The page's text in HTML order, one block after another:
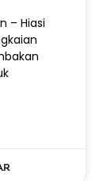
– Hiasi